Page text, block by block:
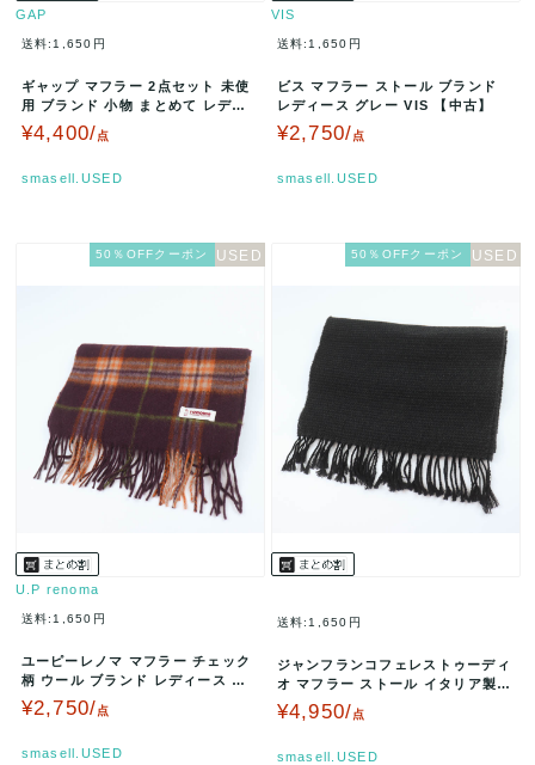
GAP
送料:1,650円
ギャップ マフラー 2点セット 未使
用 ブランド 小物 まとめて レディ
ース メンズ ONEサイズ …
¥4,400/点
smasell.USED
VIS
送料:1,650円
ビス マフラー ストール ブランド
レディース グレー VIS 【中古】
¥2,750/点
smasell.USED
50％OFFクーポン
U.P renoma
送料:1,650円
ユーピーレノマ マフラー チェック
柄 ウール ブランド レディース ブ
ラウン U.P renoma …
¥2,750/点
smasell.USED
50％OFFクーポン
送料:1,650円
ジャンフランコフェレストゥーディ
オ マフラー ストール イタリア製
ブランド メンズ ブラック GI…
¥4,950/点
smasell.USED